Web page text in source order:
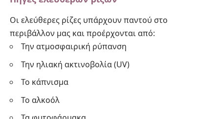
Οι ελεύθερες ρίζες υπάρχουν παντού στο
περιβάλλον μας και προέρχονται από:
Την ατμοσφαιρική ρύπανση
Την ηλιακή ακτινοβολία (UV)
Το κάπνισμα
Το αλκοόλ